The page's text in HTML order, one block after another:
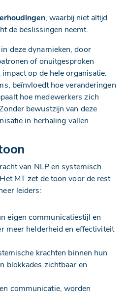
, waarbij niet altijd
de beslissingen neemt.
deze dynamieken, door
of onuitgesproken
op de hele organisatie.
beïnvloedt hoe veranderingen
hoe medewerkers zich
bewustzijn van deze
in herhaling vallen.
van NLP en systemisch
MT zet de toon voor de rest
leiders:
eigen communicatiestijl en
meer helderheid en effectiviteit
krachten binnen hun
blokkades zichtbaar en
communicatie, worden